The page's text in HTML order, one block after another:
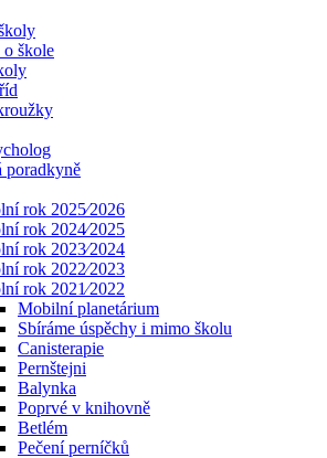
o škole
poradkyně
rok 2025⁄2026
rok 2024⁄2025
rok 2023⁄2024
rok 2022⁄2023
rok 2021⁄2022
Mobilní planetárium
Sbíráme úspěchy i mimo školu
Canisterapie
Pernštejni
Balynka
Poprvé v knihovně
Betlém
Pečení perníčků